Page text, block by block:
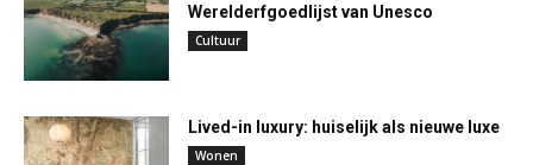
Werelderfgoedlijst van Unesco
Cultuur
Lived-in luxury: huiselijk als nieuwe luxe
Wonen